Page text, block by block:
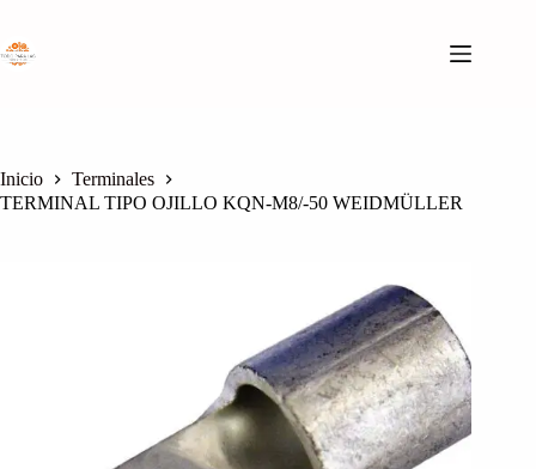
contenido
Inicio
Terminales
TERMINAL TIPO OJILLO KQN-M8/-50 WEIDMÜLLER